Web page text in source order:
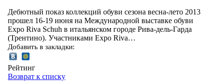
Дебютный показ коллекций обуви сезона весна-лето 2013
прошел 16-19 июня на Международной выставке обуви
Expo Riva Schuh в итальянском городе Рива-дель-Гарда
(Трентино). Участниками Expo Riva…
Добавить в закладки:
Рейтинг
Возврат к списку